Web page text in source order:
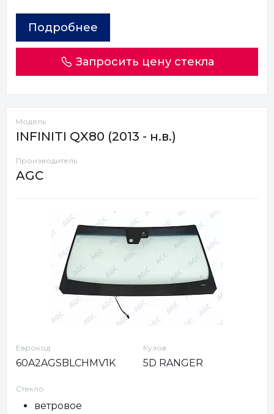
Подробнее
Запросить цену стекла
Модель
INFINITI QX80 (2013 - н.в.)
Производитель
AGC
Еврокод
60A2AGSBLCHMV1K
Кузов
5D RANGER
Стекло
ветровое